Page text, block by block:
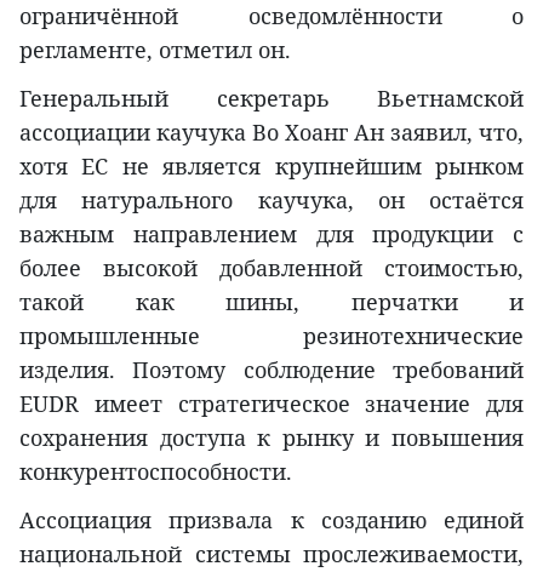
ограничённой осведомлённости о
регламенте, отметил он.
Генеральный секретарь Вьетнамской
ассоциации каучука Во Хоанг Ан заявил, что,
хотя ЕС не является крупнейшим рынком
для натурального каучука, он остаётся
важным направлением для продукции с
более высокой добавленной стоимостью,
такой как шины, перчатки и
промышленные резинотехнические
изделия. Поэтому соблюдение требований
EUDR имеет стратегическое значение для
сохранения доступа к рынку и повышения
конкурентоспособности.
Ассоциация призвала к созданию единой
национальной системы прослеживаемости,